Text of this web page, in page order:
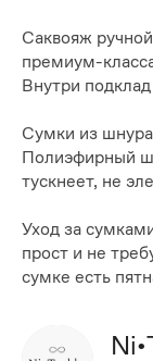
Саквояж
премиум-
Внутри
Сумки из
Полиэфирный
тускнеет, не
Уход за
прост и не
сумке есть